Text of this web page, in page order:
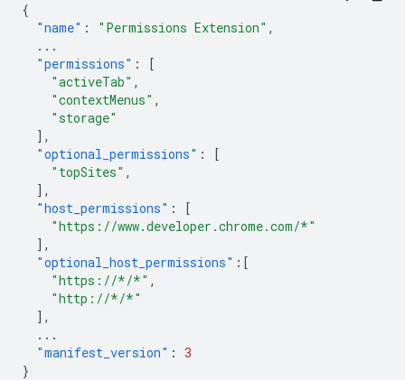
{
"name" : "Permissions Extension" ,
...
"permissions" :
[
"activeTab" ,
"contextMenus" ,
"storage"
],
"optional_permissions" :
[
"topSites" ,
],
"host_permissions" :
[
"https://www.developer.chrome.com/*"
],
"optional_host_permissions" :[
"https://*/*" ,
"http://*/*"
],
...
"manifest_version" : 3
}